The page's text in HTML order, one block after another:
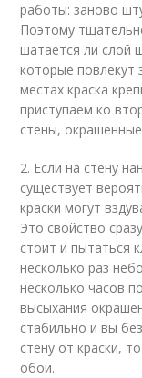
работы: заново
Поэтому
шатается ли слой
которые повлекут
местах краска
приступаем ко
стены,
2. Если на стену
существует
краски могут
Это свойство
стоит и пытаться
несколько раз
несколько часов
высыхания
стабильно и вы
стену от краски,
обои.